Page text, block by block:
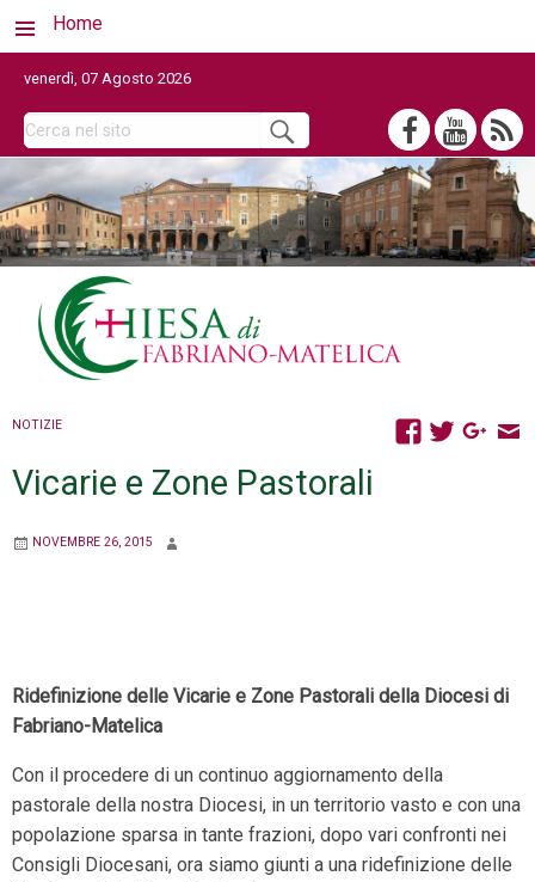
Home
venerdì, 07 Agosto 2026
NOTIZIE
Vicarie e Zone Pastorali
NOVEMBRE 26, 2015
Ridefinizione delle Vicarie e Zone Pastorali della Diocesi di
Fabriano-Matelica
Con il procedere di un continuo aggiornamento della
pastorale della nostra Diocesi, in un territorio vasto e con una
popolazione sparsa in tante frazioni, dopo vari confronti nei
Consigli Diocesani, ora siamo giunti a una ridefinizione delle